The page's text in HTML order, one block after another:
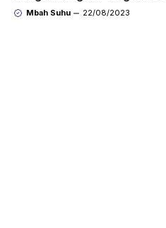
Mbah Suhu 22/08/2023